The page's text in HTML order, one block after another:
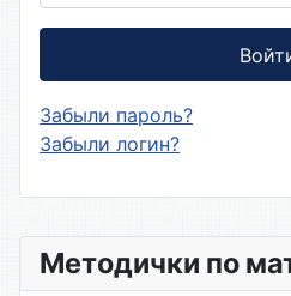
Методички по
Забыли пароль?
Забыли логин?